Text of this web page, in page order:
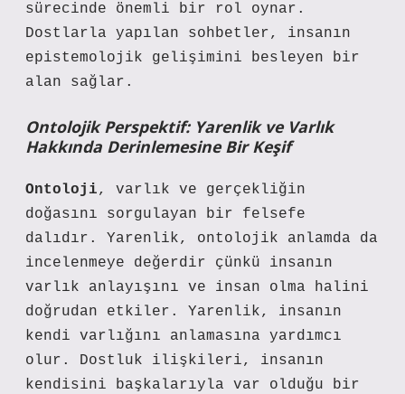
sürecinde önemli bir rol oynar.
Dostlarla yapılan sohbetler, insanın
epistemolojik gelişimini besleyen bir
alan sağlar.
Ontolojik Perspektif: Yarenlik ve Varlık
Hakkında Derinlemesine Bir Keşif
Ontoloji, varlık ve gerçekliğin
doğasını sorgulayan bir felsefe
dalıdır. Yarenlik, ontolojik anlamda da
incelenmeye değerdir çünkü insanın
varlık anlayışını ve insan olma halini
doğrudan etkiler. Yarenlik, insanın
kendi varlığını anlamasına yardımcı
olur. Dostluk ilişkileri, insanın
kendisini başkalarıyla var olduğu bir